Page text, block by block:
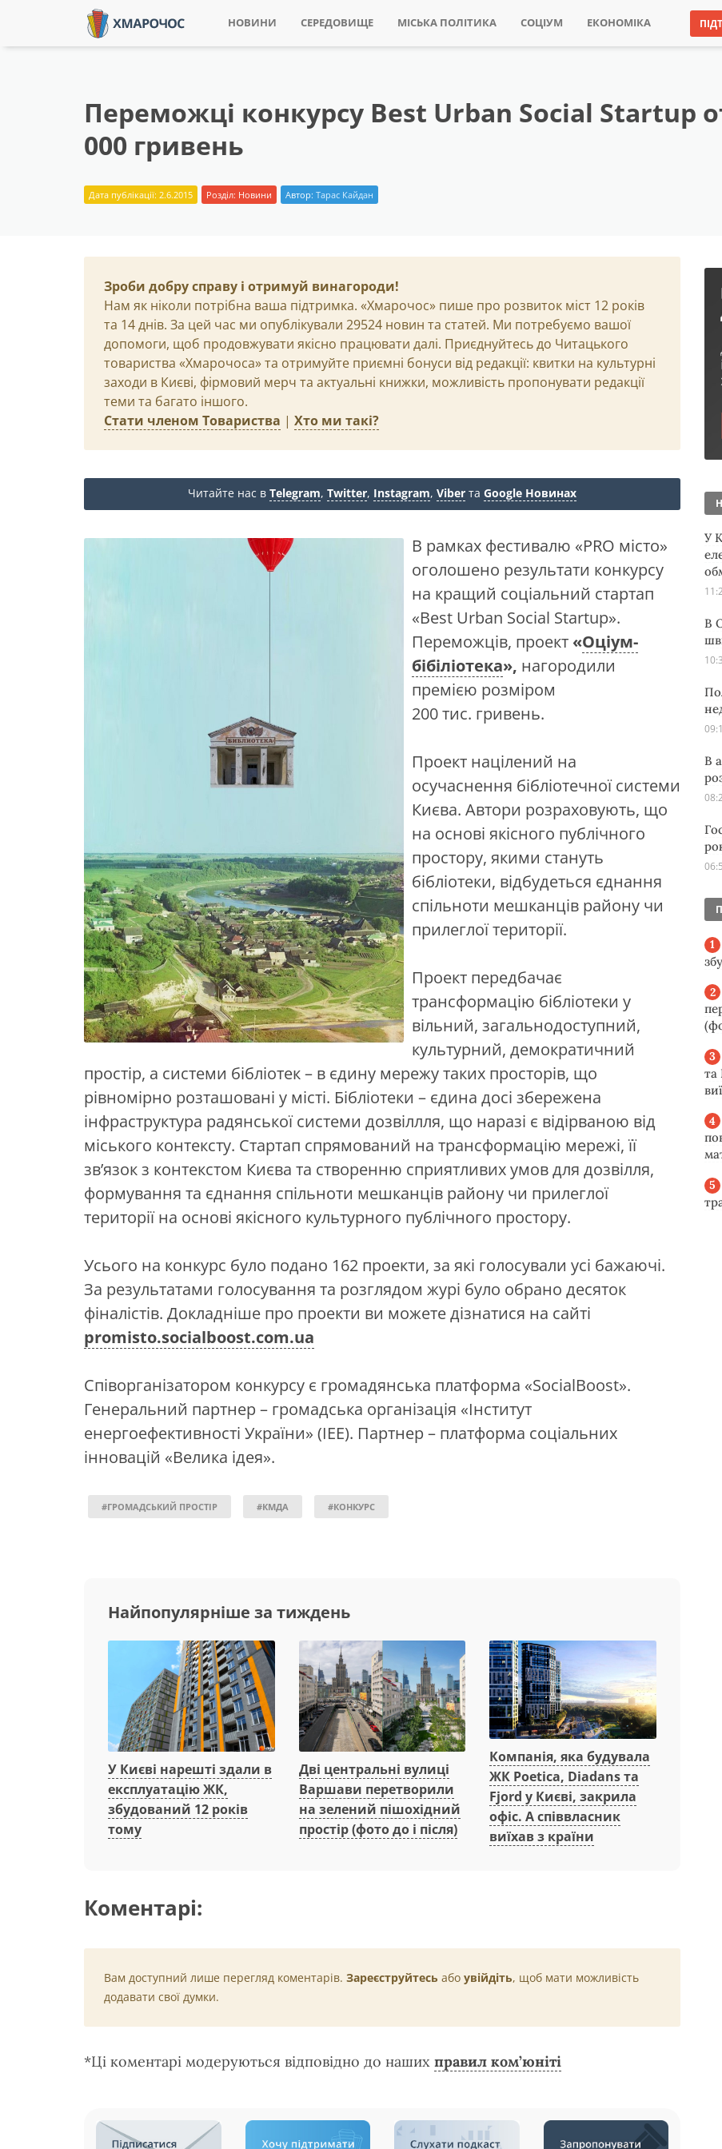
НОВИНИ СЕРЕДОВИЩЕ МІСЬКА ПОЛІТИКА СОЦІУМ ЕКОНОМІКА
Переможці конкурсу Best Urban Social Startup
000 гривень
Дата публікації: 2.6.2015 Розділ: Новини Автор: Тарас Кайдан
Зроби добру справу і отримуй винагороди!
Нам як ніколи потрібна ваша підтримка. «Хмарочос» пише про розвиток міст 12 років
та 14 днів. За цей час ми опублікували 29524 новин та статей. Ми потребуємо вашої
допомоги, щоб продовжувати якісно працювати далі. Приєднуйтесь до Читацького
товариства «Хмарочоса» та отримуйте приємні бонуси від редакції: квитки на культурні
заходи в Києві, фірмовий мерч та актуальні книжки, можливість пропонувати редакції
теми та багато іншого.
Стати членом Товариства | Хто ми такі?
Читайте нас в Telegram, Twitter, Instagram, Viber та Google Новинах
В рамках фестивалю «PRO місто»
оголошено результати конкурсу
на кращий соціальний стартап
«Best Urban Social Startup».
Переможців, проект «Оціум-
бібіліотека», нагородили
премією розміром
200 тис. гривень.
Проект націлений на
осучаснення бібліотечної системи
Києва. Автори розраховують, що
на основі якісного публічного
простору, якими стануть
бібліотеки, відбудеться єднання
спільноти мешканців району чи
прилеглої території.
Проект передбачає
трансформацію бібліотеки у
вільний, загальнодоступний,
культурний, демократичний
простір, а системи бібліотек – в єдину мережу таких просторів, що
рівномірно розташовані у місті. Бібліотеки – єдина досі збережена
інфраструктура радянської системи дозвіллля, що наразі є відірваною від
міського контексту. Стартап спрямований на трансформацію мережі, її
зв’язок з контекстом Києва та створенню сприятливих умов для дозвілля,
формування та єднання спільноти мешканців району чи прилеглої
території на основі якісного культурного публічного простору.
Усього на конкурс було подано 162 проекти, за які голосували усі бажаючі.
За результатами голосування та розглядом журі було обрано десяток
фіналістів. Докладніше про проекти ви можете дізнатися на сайті
promisto.socialboost.com.ua
Співорганізатором конкурсу є громадянська платформа «SocialBoost».
Генеральний партнер – громадська організація «Інститут
енергоефективності України» (ІЕЕ). Партнер – платформа соціальних
інновацій «Велика ідея».
#ГРОМАДСЬКИЙ ПРОСТІР #КМДА #КОНКУРС
Найпопулярніше за тиждень
У Києві нарешті здали в
експлуатацію ЖК,
збудований 12 років
тому
Дві центральні вулиці
Варшави перетворили
на зелений пішохідний
простір (фото до і після)
Компанія, яка будувала
ЖК Poetica, Diadans та
Fjord у Києві, закрила
офіс. А співвласник
виїхав з країни
Коментарі:
Вам доступний лише перегляд коментарів. Зареєструйтесь або увійдіть, щоб мати можливість
додавати свої думки.
*Ці коментарі модеруються відповідно до наших правил ком’юніті
У
В
В
та